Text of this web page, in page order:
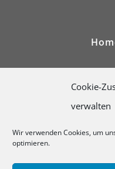
Cookie-
verwalten
Wir verwenden Cookies, um
optimieren.
Allgemeine
Cookie-